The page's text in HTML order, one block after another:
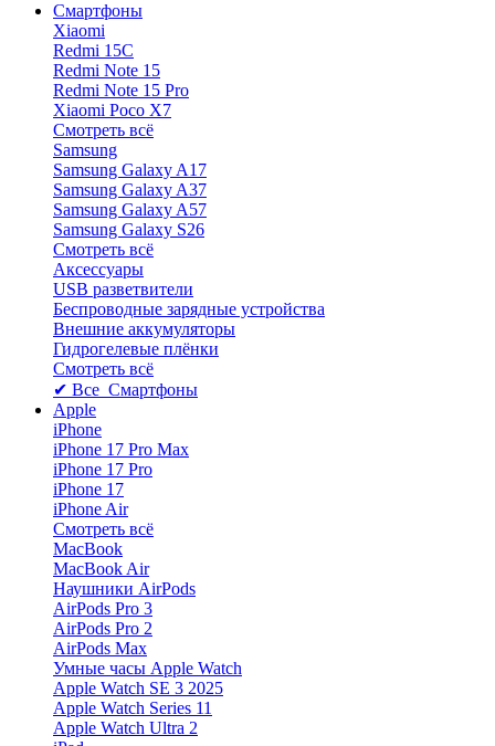
Смартфоны
Xiaomi
Redmi 15C
Redmi Note 15
Redmi Note 15 Pro
Xiaomi Poco X7
Смотреть всё
Samsung
Samsung Galaxy A17
Samsung Galaxy A37
Samsung Galaxy A57
Samsung Galaxy S26
Смотреть всё
Аксессуары
USB разветвители
Беспроводные зарядные устройства
Внешние аккумуляторы
Гидрогелевые плёнки
Смотреть всё
✔ Все Смартфоны
Apple
iPhone
iPhone 17 Pro Max
iPhone 17 Pro
iPhone 17
iPhone Air
Смотреть всё
MacBook
MacBook Air
Наушники AirPods
AirPods Pro 3
AirPods Pro 2
AirPods Max
Умные часы Apple Watch
Apple Watch SE 3 2025
Apple Watch Series 11
Apple Watch Ultra 2